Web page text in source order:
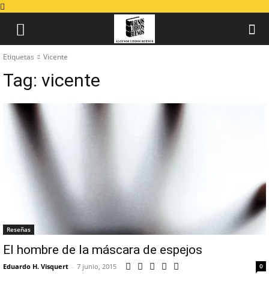
Etiquetas Vicente
Tag: vicente
Reseñas
El hombre de la máscara de espejos
Eduardo H. Visquert - 7 junio, 2015 0